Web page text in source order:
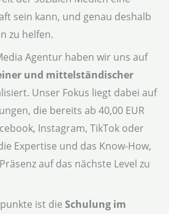
sein kann, und genau deshalb
zu helfen.
Agentur haben wir uns auf
und mittelständischer
Unser Fokus liegt dabei auf
die bereits ab 40,00 EUR
Instagram, TikTok oder
Expertise und das Know-How,
auf das nächste Level zu
ist die Schulung im